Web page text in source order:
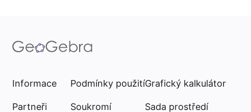
Informace
Partneři
Podmínky použití
Soukromí
Grafický kalkulátor
Sada prostředí